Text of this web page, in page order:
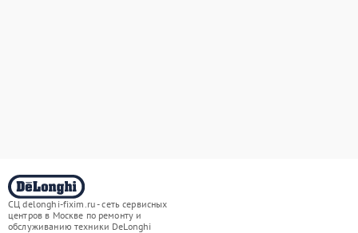
СЦ delonghi-fixim.ru - сеть сервисных
центров в Москве по ремонту и
обслуживанию техники DeLonghi